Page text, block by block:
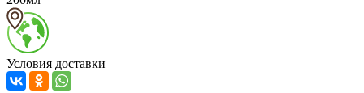
Условия доставки